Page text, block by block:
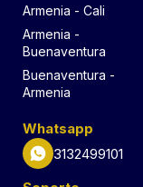
Armenia - Cali
Armenia -
Buenaventura
Buenaventura -
Armenia
Whatsapp
3132499101